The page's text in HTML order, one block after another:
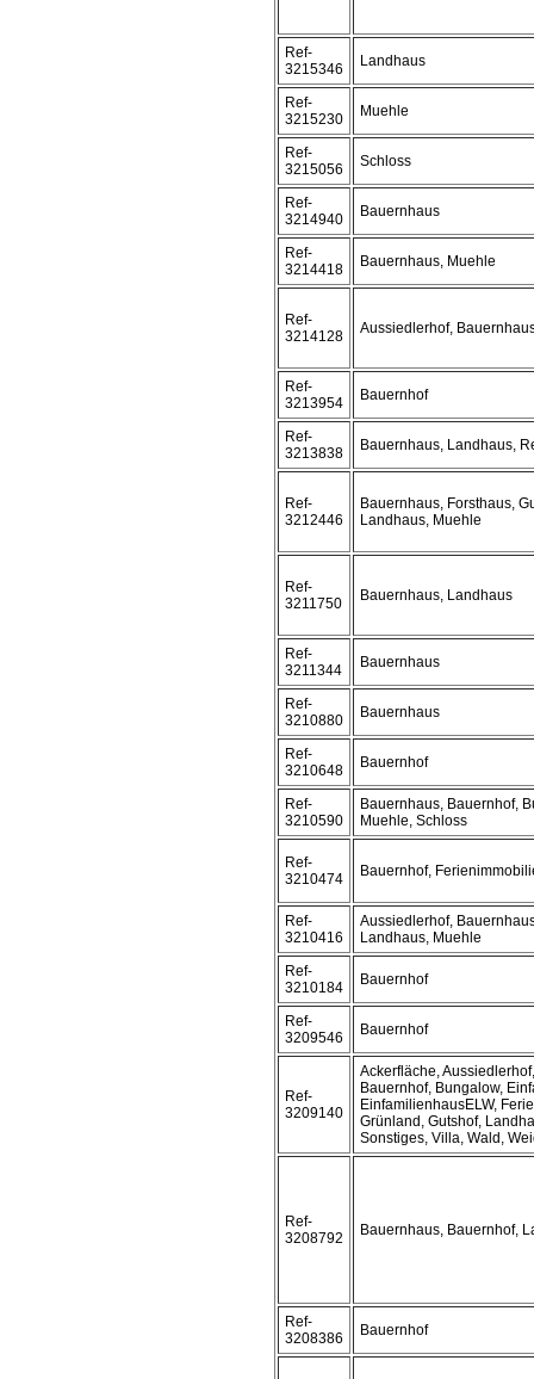
Ref-
3215346
Landhaus
Ref-
3215230
Muehle
Ref-
3215056
Schloss
Ref-
3214940
Bauernhaus
Ref-
3214418
Bauernhaus, Muehle
Ref-
3214128
Aussiedlerhof,
Ref-
3213954
Bauernhof
Ref-
3213838
Bauernhaus, Landhaus,
Ref-
3212446
Bauernhaus, Forsthaus,
Landhaus, Muehle
Ref-
3211750
Bauernhaus, Landhaus
Ref-
3211344
Bauernhaus
Ref-
3210880
Bauernhaus
Ref-
3210648
Bauernhof
Ref-
3210590
Bauernhaus, Bauernhof,
Muehle, Schloss
Ref-
3210474
Bauernhof,
Ref-
3210416
Aussiedlerhof,
Landhaus, Muehle
Ref-
3210184
Bauernhof
Ref-
3209546
Bauernhof
Ref-
3209140
Ackerfläche,
Bauernhof, Bungalow,
EinfamilienhausELW,
Grünland, Gutshof,
Sonstiges, Villa, Wald,
Ref-
3208792
Bauernhaus, Bauernhof,
Ref-
3208386
Bauernhof